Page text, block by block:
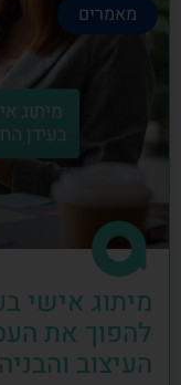
מאמרים
מיתוג אישי
להפוך את
העיצוב והבניה